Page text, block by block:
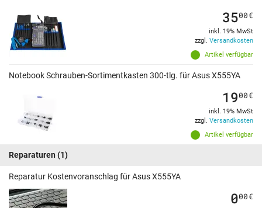
Artikel verfügbar
3500€
inkl. 19% MwSt
zzgl. Versandkosten
Notebook Schrauben-Sortimentkasten 300-tlg. für Asus X555YA
Artikel verfügbar
1900€
inkl. 19% MwSt
zzgl. Versandkosten
Reparaturen (1)
Reparatur Kostenvoranschlag für Asus X555YA
000€